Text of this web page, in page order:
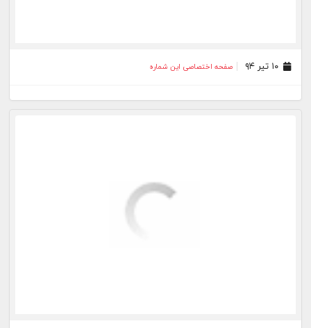
۱۰ تیر ۹۴ صفحه اختصاصی این شماره